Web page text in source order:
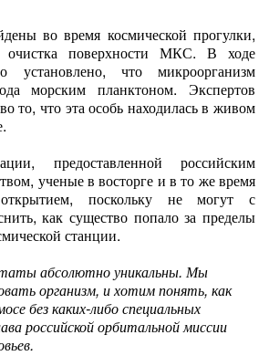
во время космической прогулки,
очистка поверхности МКС. В ходе
установлено, что микроорганизм
морским планктоном. Экспертов
то, что эта особь находилась в живом
предоставленной российским
ученые в восторге и в то же время
поскольку не могут с
как существо попало за пределы
станции.
абсолютно уникальны. Мы
организм, и хотим понять, как
без каких-либо специальных
российской орбитальной миссии